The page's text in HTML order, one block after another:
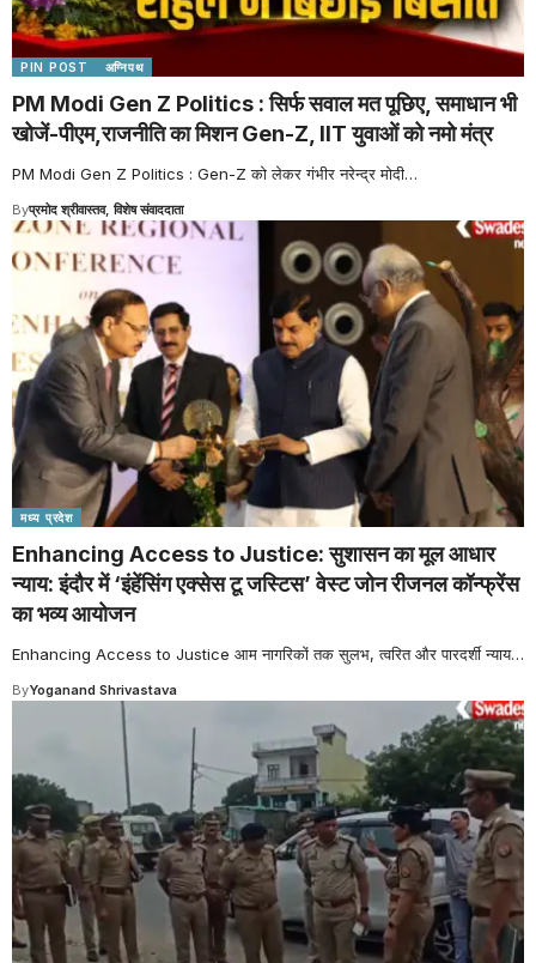
PIN POST अग्निपथ
PM Modi Gen Z Politics : सिर्फ सवाल मत पूछिए, समाधान भी
खोजें-पीएम,राजनीति का मिशन Gen-Z, IIT युवाओं को नमो मंत्र
PM Modi Gen Z Politics : Gen-Z को लेकर गंभीर नरेन्द्र मोदी…
Byप्रमोद श्रीवास्तव, विशेष संवाददाता
मध्य प्रदेश
Enhancing Access to Justice: सुशासन का मूल आधार
न्याय: इंदौर में ‘इंहेंसिंग एक्सेस टू जस्टिस’ वेस्ट जोन रीजनल कॉन्फ्रेंस
का भव्य आयोजन
Enhancing Access to Justice आम नागरिकों तक सुलभ, त्वरित और पारदर्शी न्याय…
ByYoganand Shrivastava